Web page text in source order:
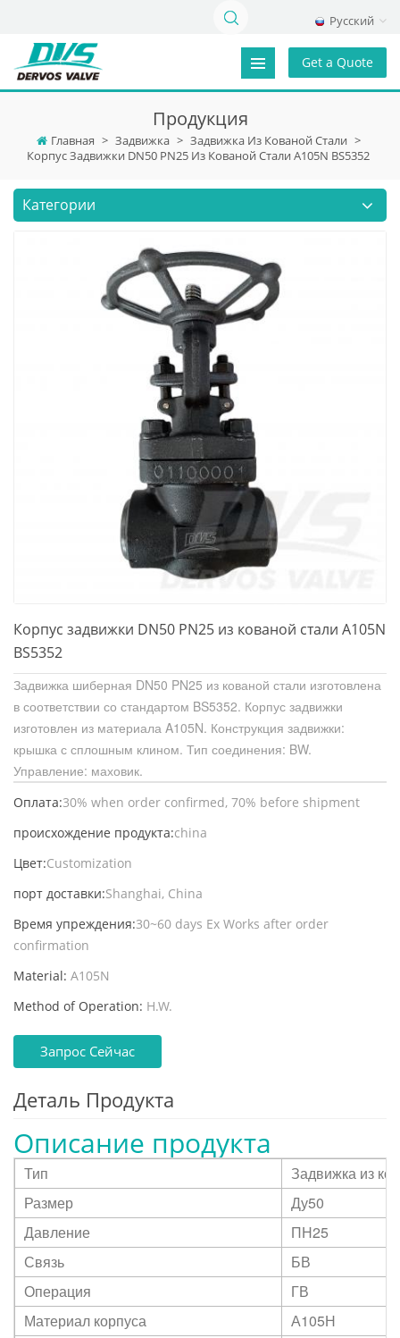
Русский
Get a Quote
Продукция
Главная > Задвижка > Задвижка Из Кованой Стали >
Корпус Задвижки DN50 PN25 Из Кованой Стали A105N BS5352
Категории
Корпус задвижки DN50 PN25 из кованой стали A105N
BS5352
Задвижка шиберная DN50 PN25 из кованой стали изготовлена
в соответствии со стандартом BS5352. Корпус задвижки
изготовлен из материала A105N. Конструкция задвижки:
крышка с сплошным клином. Тип соединения: BW.
Управление: маховик.
Оплата:30% when order confirmed, 70% before shipment
происхождение продукта:china
Цвет:Customization
порт доставки:Shanghai, China
Время упреждения:30~60 days Ex Works after order
confirmation
Material: A105N
Method of Operation: H.W.
Запрос Сейчас
Деталь Продукта
Описание продукта
Тип
Задвижка из
Размер
Ду50
Давление
ПН25
Связь
БВ
Операция
ГВ
Материал корпуса
А105Н